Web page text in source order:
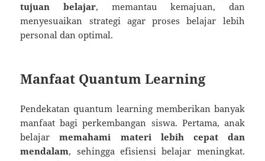
tujuan belajar, memantau kemajuan, dan
menyesuaikan strategi agar proses belajar lebih
personal dan optimal.
Manfaat Quantum Learning
Pendekatan quantum learning memberikan banyak
manfaat bagi perkembangan siswa. Pertama, anak
belajarmemahami materi lebih cepat dan
mendalam, sehingga efisiensi belajar meningkat.